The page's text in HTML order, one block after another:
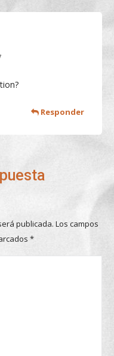
Responder
publicada. Los campos
*